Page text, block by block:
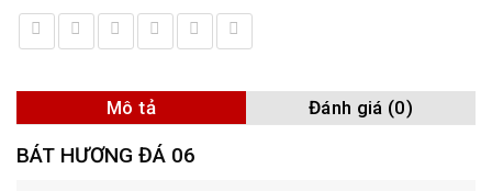
Mô tả Đánh giá (0)
BÁT HƯƠNG ĐÁ 06